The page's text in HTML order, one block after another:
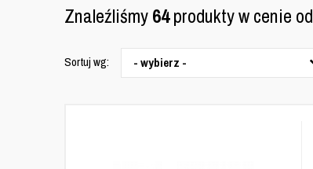
Znaleźliśmy64produkty w cenie od
Sortuj wg: - wybierz -